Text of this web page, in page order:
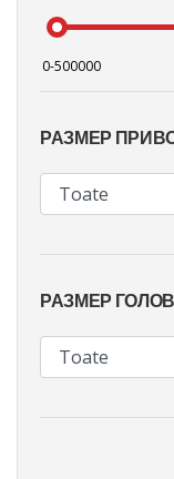
РАЗМЕР
РАЗМЕР